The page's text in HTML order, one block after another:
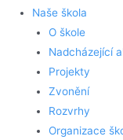
Naše škola
O škole
Nadcházející
Projekty
Zvonění
Rozvrhy
Organizace